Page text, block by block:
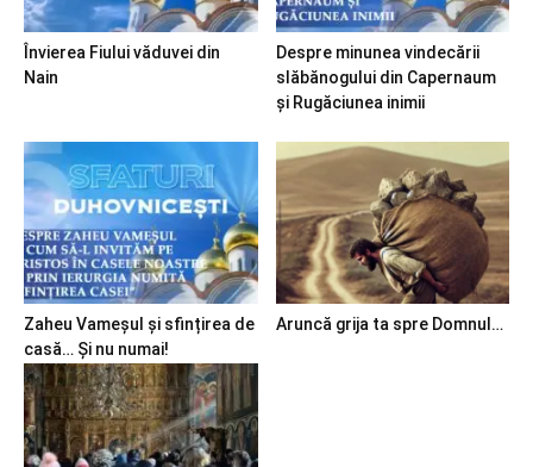
Învierea Fiului văduvei din
Nain
Despre minunea vindecării
slăbănogului din Capernaum
și Rugăciunea inimii
Zaheu Vameșul și sfințirea de
casă… Și nu numai!
Aruncă grija ta spre Domnul…